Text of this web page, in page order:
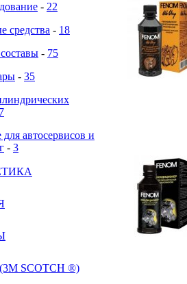
- 22
средства - 18
- 75
- 35
7
автосервисов и
- 3
SCOTCH ®)